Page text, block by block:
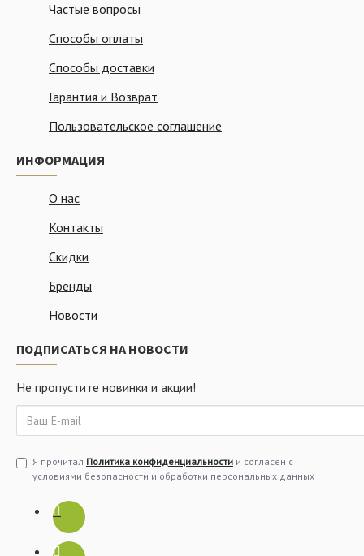
Частые вопросы
Способы оплаты
Способы доставки
Гарантия и Возврат
Пользовательское соглашение
ИНФОРМАЦИЯ
О нас
Контакты
Скидки
Бренды
Новости
ПОДПИСАТЬСЯ НА НОВОСТИ
Не пропустите новинки и акции!
Я прочитал Политика конфиденциальности и согласен с
условиями безопасности и обработки персональных данных